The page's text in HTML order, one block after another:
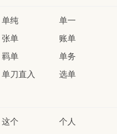
单纯
单一
张单
账单
羁单
单务
单刀直入 选单
这个
个人